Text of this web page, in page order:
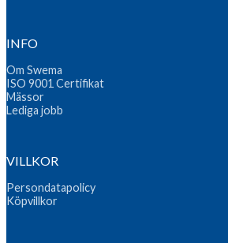
INFO
Om Swema
ISO 9001 Certifikat
Mässor
Lediga jobb
VILLKOR
Persondatapolicy
Köpvillkor